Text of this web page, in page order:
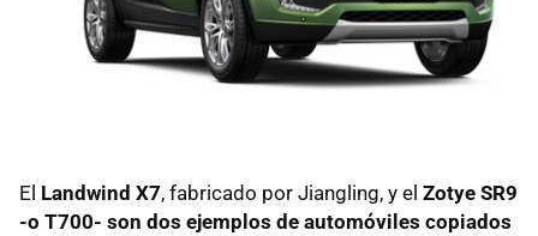
El Landwind X7, fabricado por Jiangling, y el Zotye SR9
-o T700- son dos ejemplos de automóviles copiados